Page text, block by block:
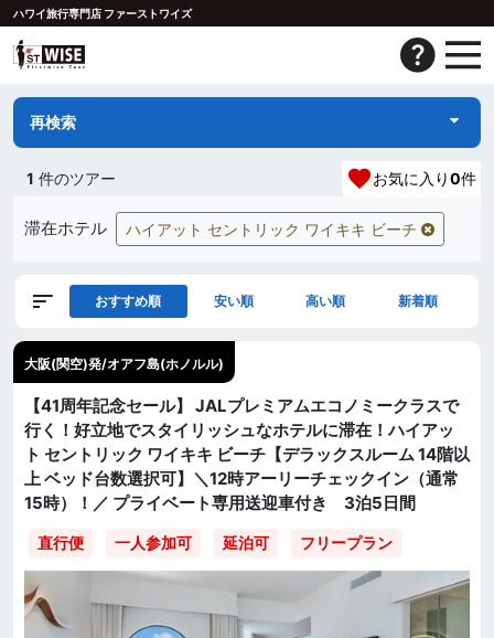
ハワイ旅行専門店 ファーストワイズ
再検索
1 件のツアー お気に入り0件
滞在ホテル ハイアット セントリック ワイキキ ビーチ
おすすめ順 安い順 高い順 新着順
大阪(関空)発/オアフ島(ホノルル)
【41周年記念セール】 JALプレミアムエコノミークラスで
行く！好立地でスタイリッシュなホテルに滞在！ハイアッ
ト セントリック ワイキキ ビーチ【デラックスルーム 14階以
上 ベッド台数選択可】＼12時アーリーチェックイン（通常
15時）！／ プライベート専用送迎車付き 3泊5日間
直行便 一人参加可 延泊可 フリープラン